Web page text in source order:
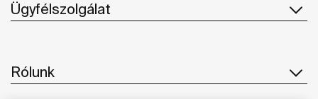
Ügyfélszolgálat
Rólunk